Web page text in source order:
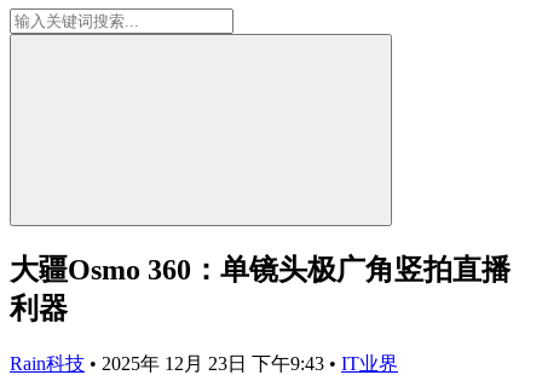
大疆Osmo 360：单镜头极广角竖拍直播
利器
Rain科技 • 2025年 12月 23日 下午9:43 • IT业界